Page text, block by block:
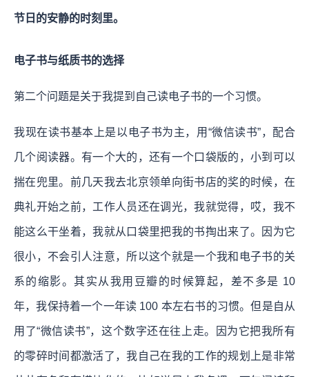
节日的安静的时刻里。
电子书与纸质书的选择
第二个问题是关于我提到自己读电子书的一个习惯。
我现在读书基本上是以电子书为主，用“微信读书”，配合
几个阅读器。有一个大的，还有一个口袋版的，小到可以
揣在兜里。前几天我去北京领单向街书店的奖的时候，在
典礼开始之前，工作人员还在调光，我就觉得，哎，我不
能这么干坐着，我就从口袋里把我的书掏出来了。因为它
很小，不会引人注意，所以这个就是一个我和电子书的关
系的缩影。其实从我用豆瓣的时候算起，差不多是 10
年，我保持着一个一年读 100 本左右书的习惯。但是自从
用了“微信读书”，这个数字还在往上走。因为它把我所有
的零碎时间都激活了，我自己在我的工作的规划上是非常